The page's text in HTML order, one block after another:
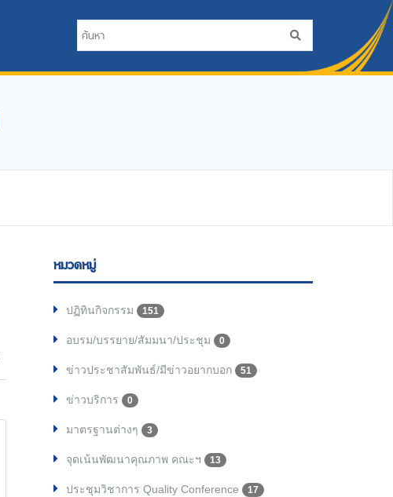
หมวดหมู่
ปฏิทินกิจกรรม 151
อบรม/บรรยาย/สัมมนา/ประชุม 0
ข่าวประชาสัมพันธ์/มีข่าวอยากบอก 51
ข่าวบริการ 0
มาตรฐานต่างๆ 3
จุดเน้นพัฒนาคุณภาพ คณะฯ 13
ประชุมวิชาการ Quality Conference 17